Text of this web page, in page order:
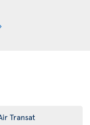
Transat